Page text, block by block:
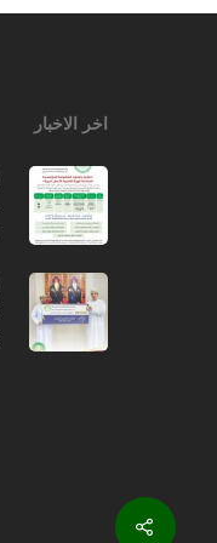
اخر الاخبار